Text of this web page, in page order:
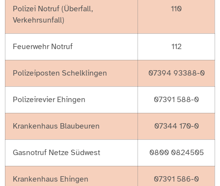
Polizei Notruf (Überfall,
Verkehrsunfall)
110
Feuerwehr Notruf 112
Polizeiposten Schelklingen 07394 93388-0
Polizeirevier Ehingen 07391 588-0
Krankenhaus Blaubeuren 07344 170-0
Gasnotruf Netze Südwest 0800 0824505
Krankenhaus Ehingen 07391 586-0